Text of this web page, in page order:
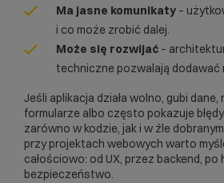
Ma jasne komunikaty –
i co może zrobić dalej.
Może się rozwijać –
techniczne pozwalają dodawać
Jeśli aplikacja działa wolno, gubi dane,
formularze albo często pokazuje
zarówno w kodzie, jak i w źle
przy projektach webowych warto
całościowo: od UX, przez backend, po
bezpieczeństwo.